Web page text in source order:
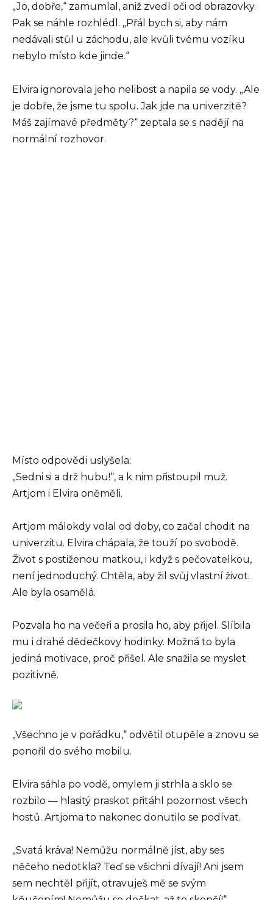
„Jo, dobře,“ zamumlal, aniž zvedl oči od obrazovky.
Pak se náhle rozhlédl. „Přál bych si, aby nám
nedávali stůl u záchodu, ale kvůli tvému vozíku
nebylo místo kde jinde.“
Elvira ignorovala jeho nelibost a napila se vody. „Ale
je dobře, že jsme tu spolu. Jak jde na univerzitě?
Máš zajímavé předměty?“ zeptala se s nadějí na
normální rozhovor.
Místo odpovědi uslyšela:
„Sedni si a drž hubu!“, a k nim přistoupil muž.
Artjom i Elvira oněměli.
Artjom málokdy volal od doby, co začal chodit na
univerzitu. Elvira chápala, že touží po svobodě.
Život s postiženou matkou, i když s pečovatelkou,
není jednoduchý. Chtěla, aby žil svůj vlastní život.
Ale byla osamělá.
Pozvala ho na večeři a prosila ho, aby přijel. Slíbila
mu i drahé dědečkovy hodinky. Možná to byla
jediná motivace, proč přišel. Ale snažila se myslet
pozitivně.
„Všechno je v pořádku,“ odvětil otupěle a znovu se
ponořil do svého mobilu.
Elvira sáhla po vodě, omylem ji strhla a sklo se
rozbilo — hlasitý praskot přitáhl pozornost všech
hostů. Artjoma to nakonec donutilo se podívat.
„Svatá kráva! Nemůžu normálně jíst, aby ses
něčeho nedotkla? Teď se všichni dívají! Ani jsem
sem nechtěl přijít, otravuješ mě se svým